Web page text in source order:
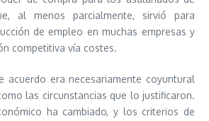
al menos parcialmente, sirvió para
de empleo en muchas empresas y
competitiva vía costes.
acuerdo era necesariamente coyuntural
las circunstancias que lo justificaron.
ha cambiado, y los criterios de